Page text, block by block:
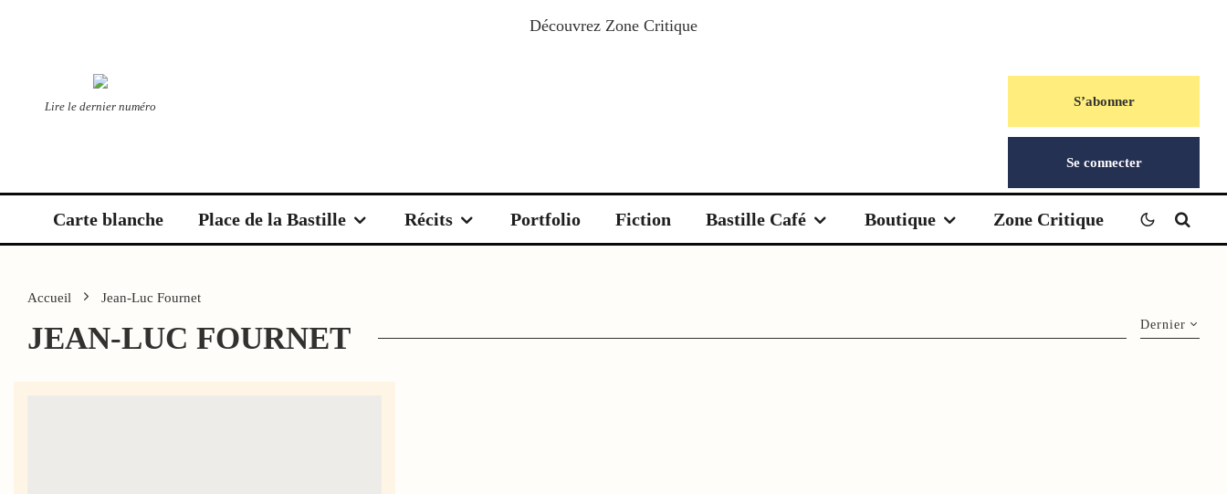
Découvrez Zone Critique
Lire le dernier numéro S’abonner
Se connecter
Carte blanche Place de la Bastille Récits Portfolio Fiction Bastille Café Boutique Zone Critique
Accueil Jean-Luc Fournet
Dernier
JEAN-LUC FOURNET